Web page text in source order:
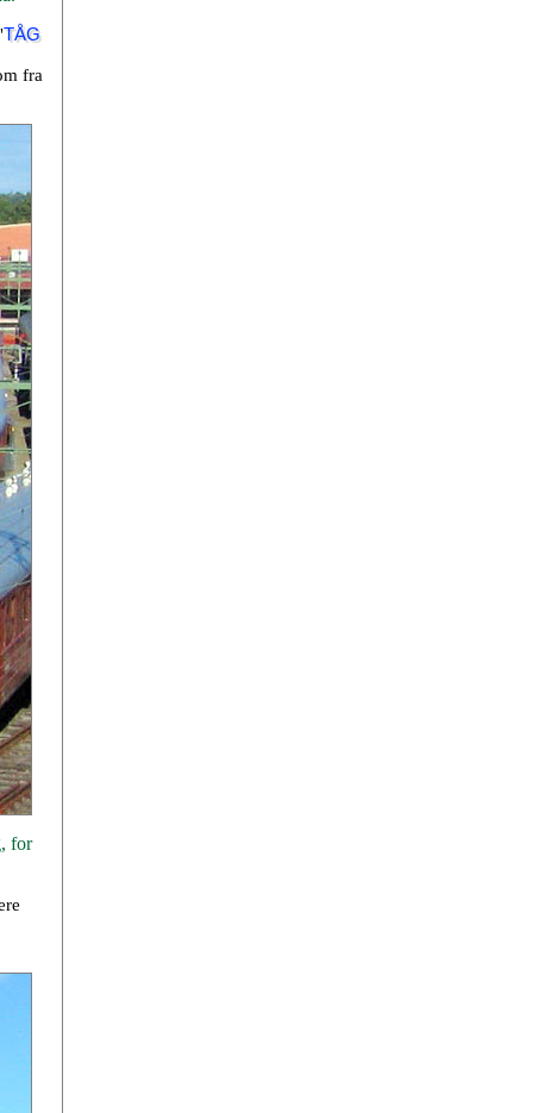
TÅG
fra
for